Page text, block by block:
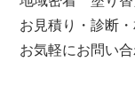
お見積り・診断
お気軽にお問い合